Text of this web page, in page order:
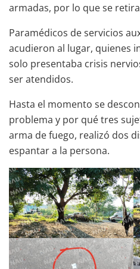
armadas, por lo que se
Paramédicos de servicios
acudieron al lugar, quienes
solo presentaba crisis
ser atendidos.
Hasta el momento se
problema y por qué tres
arma de fuego, realizó dos
espantar a la persona.